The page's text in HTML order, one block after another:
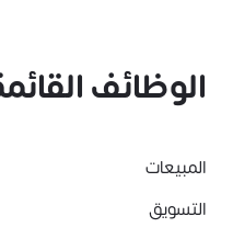
الوظائف
المبيعات
التسويق